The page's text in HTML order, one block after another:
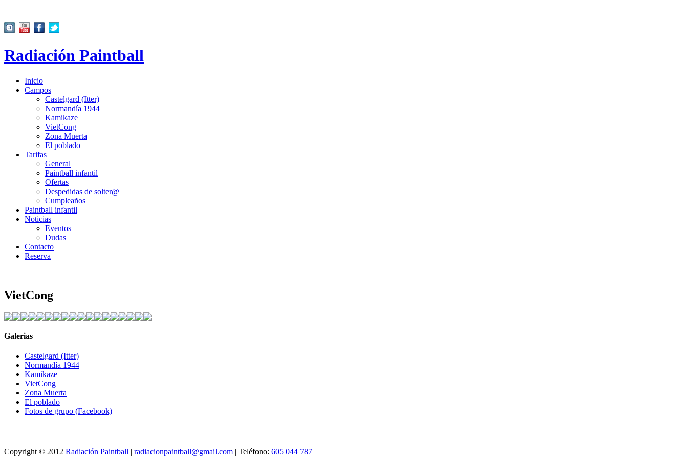
Radiación Paintball
Inicio
Campos
Castelgard (Itter)
Normandía 1944
Kamikaze
VietCong
Zona Muerta
El poblado
Tarifas
General
Paintball infantil
Ofertas
Despedidas de solter@
Cumpleaños
Paintball infantil
Noticias
Eventos
Dudas
Contacto
Reserva
VietCong
Galerias
Castelgard (Itter)
Normandía 1944
Kamikaze
VietCong
Zona Muerta
El poblado
Fotos de grupo (Facebook)
Copyright © 2012 Radiación Paintball | radiacionpaintball@gmail.com | Teléfono: 605 044 787